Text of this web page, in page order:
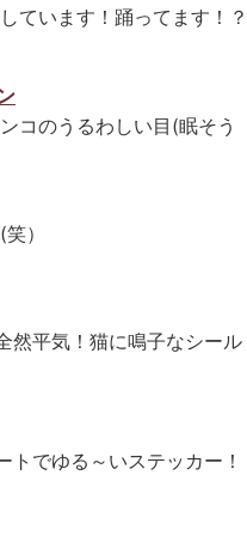
ています！踊ってます！？
コのうるわしい目(眠そう
）
然平気！猫に鳴子なシール
でゆる～いステッカー！